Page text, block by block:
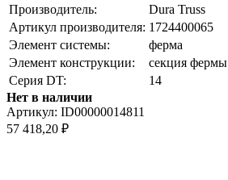
Производитель:
Dura Truss
Артикул производителя: 1724400065
Элемент системы:
ферма
Элемент конструкции:
секция фермы
Серия DT:
14
Нет в наличии
Артикул: ID00000014811
57 418,20 ₽